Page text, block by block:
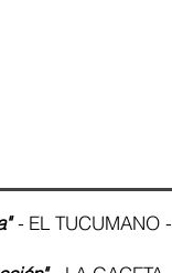
- EL TUCUMANO -